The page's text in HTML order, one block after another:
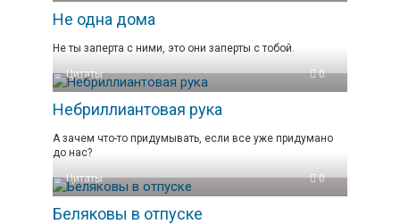
Не одна дома
Не ты заперта с ними, это они заперты с тобой.
Цитаты 0
Небриллиантовая рука
А зачем что-то придумывать, если все уже придумано
до нас?
Цитаты 0
Беляковы в отпуске